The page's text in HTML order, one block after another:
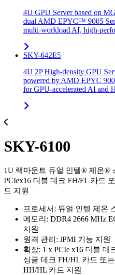
4U GPU Server based on
dual AMD EPYC™ 9005
multi-workload AI, high-
SKY-642E5
4U 2P High-density GPU
powered by AMD EPYC
for GPU-accelerated AI and
SKY-6100
1U 랙마운트 듀얼 인텔® 제온®
PCIex16 더블 데크 FH/FL 카드
드 지원
프로세서: 듀얼 인텔 제온
메모리: DDR4 2666 MHz
지원
원격 관리: IPMI 기능 지원
확장: 1 x PCIe x16 더블 데
싱글 데크 FH/HL 카드 또
HH/HL 카드 지원